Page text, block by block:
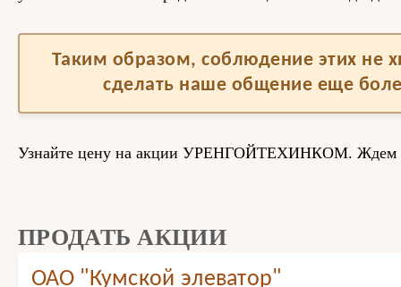
Таким образом, соблюдение этих не
сделать наше общение еще
Узнайте цену на акции УРЕНГОЙТЕХИНКОМ. Ждем
ПРОДАТЬ АКЦИИ
ОАО "Кумской элеватор"